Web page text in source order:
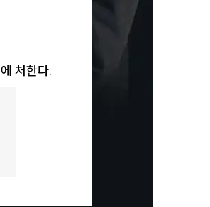
에 처한다.